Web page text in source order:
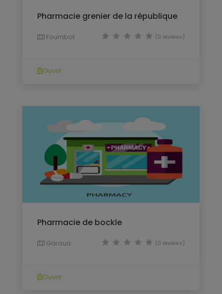
Pharmacie grenier de la république
Foumbot (0 reviews)
Ouvrir
Pharmacie de bockle
Garoua (0 reviews)
Ouvrir